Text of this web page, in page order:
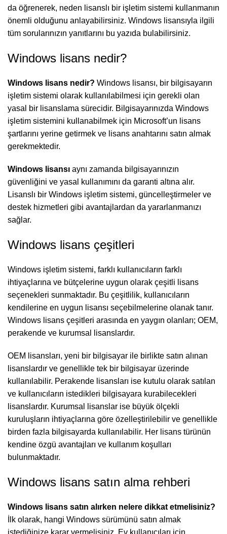
da öğrenerek, neden lisanslı bir işletim sistemi kullanmanın
önemli olduğunu anlayabilirsiniz. Windows lisansıyla ilgili
tüm sorularınızın yanıtlarını bu yazıda bulabilirsiniz.
Windows lisans nedir?
Windows lisans nedir? Windows lisansı, bir bilgisayarın
işletim sistemi olarak kullanılabilmesi için gerekli olan
yasal bir lisanslama sürecidir. Bilgisayarınızda Windows
işletim sistemini kullanabilmek için Microsoft’un lisans
şartlarını yerine getirmek ve lisans anahtarını satın almak
gerekmektedir.
Windows lisansı aynı zamanda bilgisayarınızın
güvenliğini ve yasal kullanımını da garanti altına alır.
Lisanslı bir Windows işletim sistemi, güncelleştirmeler ve
destek hizmetleri gibi avantajlardan da yararlanmanızı
sağlar.
Windows lisans çeşitleri
Windows işletim sistemi, farklı kullanıcıların farklı
ihtiyaçlarına ve bütçelerine uygun olarak çeşitli lisans
seçenekleri sunmaktadır. Bu çeşitlilik, kullanıcıların
kendilerine en uygun lisansı seçebilmelerine olanak tanır.
Windows lisans çeşitleri arasında en yaygın olanları; OEM,
perakende ve kurumsal lisanslardır.
OEM lisansları, yeni bir bilgisayar ile birlikte satın alınan
lisanslardır ve genellikle tek bir bilgisayar üzerinde
kullanılabilir. Perakende lisansları ise kutulu olarak satılan
ve kullanıcıların istedikleri bilgisayara kurabilecekleri
lisanslardır. Kurumsal lisanslar ise büyük ölçekli
kuruluşların ihtiyaçlarına göre özelleştirilebilir ve genellikle
birden fazla bilgisayarda kullanılabilir. Her lisans türünün
kendine özgü avantajları ve kullanım koşulları
bulunmaktadır.
Windows lisans satın alma rehberi
Windows lisans satın alırken nelere dikkat etmelisiniz?
İlk olarak, hangi Windows sürümünü satın almak
istediğinize karar vermelisiniz. Ev kullanıcıları için